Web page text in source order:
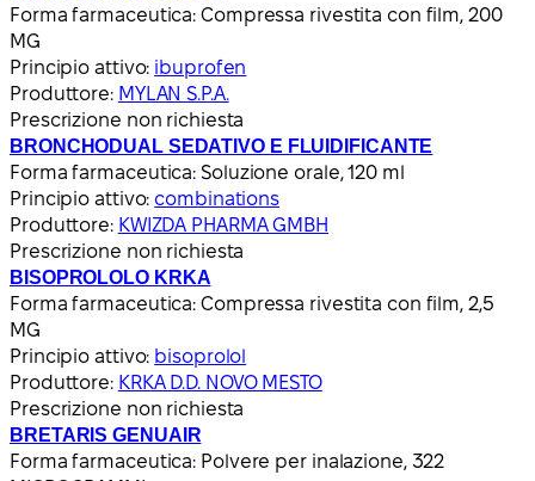
Forma farmaceutica: Compressa rivestita con film, 200
MG
Principio attivo: ibuprofen
Produttore: MYLAN S.P.A.
Prescrizione non richiesta
BRONCHODUAL SEDATIVO E FLUIDIFICANTE
Forma farmaceutica: Soluzione orale, 120 ml
Principio attivo: combinations
Produttore: KWIZDA PHARMA GMBH
Prescrizione non richiesta
BISOPROLOLO KRKA
Forma farmaceutica: Compressa rivestita con film, 2,5
MG
Principio attivo: bisoprolol
Produttore: KRKA D.D. NOVO MESTO
Prescrizione non richiesta
BRETARIS GENUAIR
Forma farmaceutica: Polvere per inalazione, 322